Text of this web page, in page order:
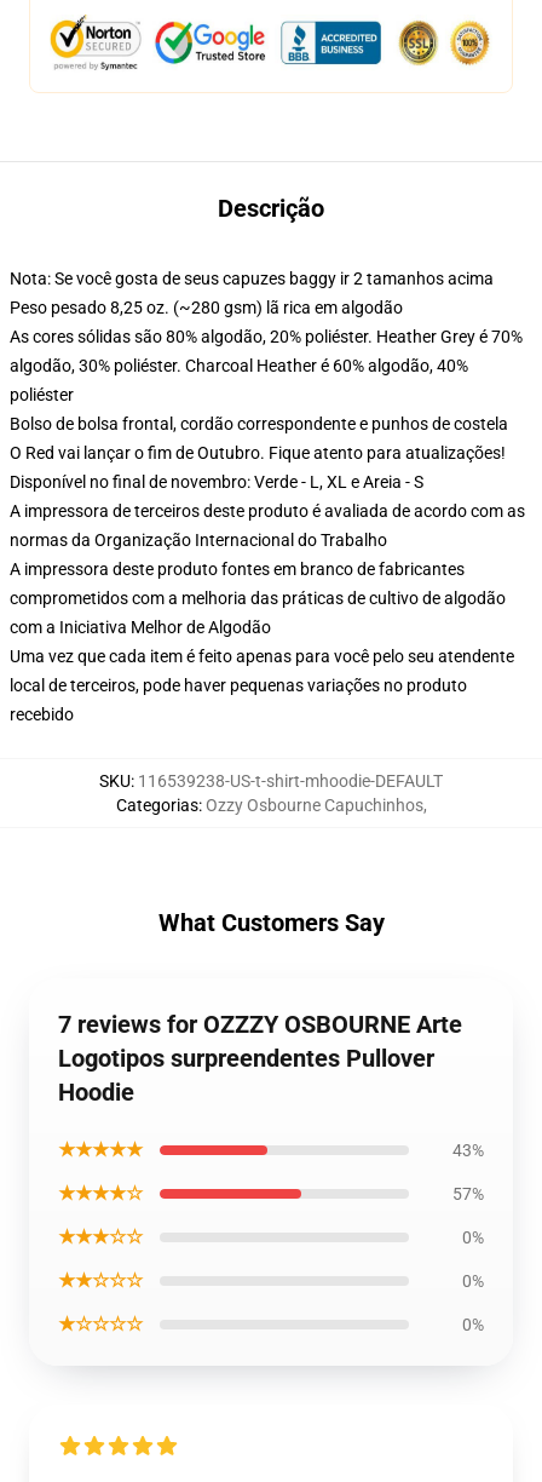
Descrição
Nota: Se você gosta de seus capuzes baggy ir 2 tamanhos acima
Peso pesado 8,25 oz. (~280 gsm) lã rica em algodão
As cores sólidas são 80% algodão, 20% poliéster. Heather Grey é 70%
algodão, 30% poliéster. Charcoal Heather é 60% algodão, 40%
poliéster
Bolso de bolsa frontal, cordão correspondente e punhos de costela
O Red vai lançar o fim de Outubro. Fique atento para atualizações!
Disponível no final de novembro: Verde - L, XL e Areia - S
A impressora de terceiros deste produto é avaliada de acordo com as
normas da Organização Internacional do Trabalho
A impressora deste produto fontes em branco de fabricantes
comprometidos com a melhoria das práticas de cultivo de algodão
com a Iniciativa Melhor de Algodão
Uma vez que cada item é feito apenas para você pelo seu atendente
local de terceiros, pode haver pequenas variações no produto
recebido
SKU: 116539238-US-t-shirt-mhoodie-DEFAULT
Categorias:Ozzy Osbourne Capuchinhos,
What Customers Say
7 reviews for OZZZY OSBOURNE Arte
Logotipos surpreendentes Pullover
Hoodie
★★★★★ 43%
★★★★☆ 57%
★★★☆☆ 0%
★★☆☆☆ 0%
★☆☆☆☆ 0%